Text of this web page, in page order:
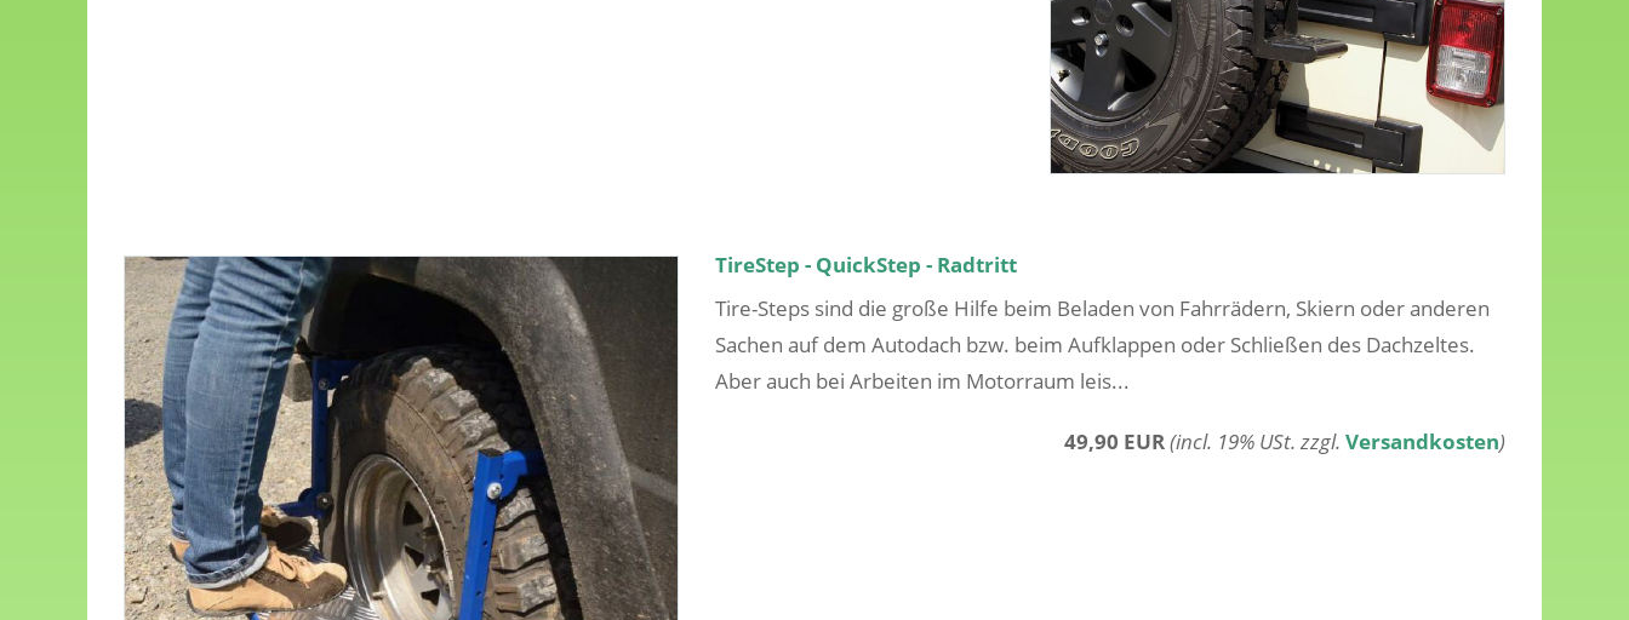
TireStep - QuickStep - Radtritt
Tire-Steps sind die große Hilfe beim Beladen von Fahrrädern, Skiern oder anderen
Sachen auf dem Autodach bzw. beim Aufklappen oder Schließen des Dachzeltes.
Aber auch bei Arbeiten im Motorraum leis...
49,90 EUR(incl. 19% USt. zzgl. Versandkosten)